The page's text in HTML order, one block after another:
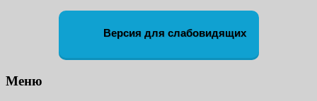
Версия для слабовидящих
Меню